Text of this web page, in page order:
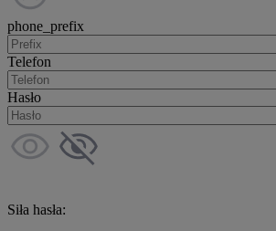
phone_prefix
Telefon
Hasło
Siła hasła: